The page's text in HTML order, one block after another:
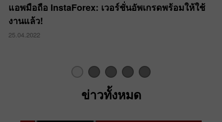
แอพมือถือ InstaForex: เวอร์ชั่นอัพเกรดพร้อมให้ใช้
งานแล้ว!
25.04.2022
ข่าวทั้งหมด